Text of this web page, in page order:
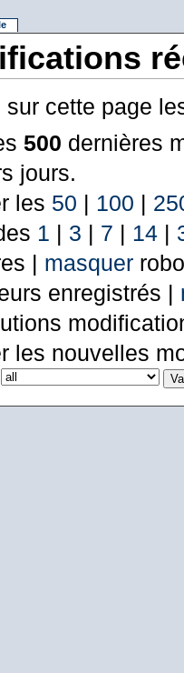
sur cette page
500 dernières
jours.
les 50 | 100 |
1 | 3 | 7 | 14|
| masquer
enregistrés |
les nouvelles